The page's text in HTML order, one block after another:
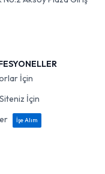
İçin
İçin
İşe Alım